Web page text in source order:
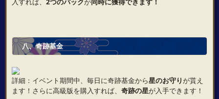
八、奇跡基金
詳細：イベント期間中、毎日に奇跡基金から星のお守りが貰え
ます！さらに高級版を購入すれば、 奇跡の星が入手できます！